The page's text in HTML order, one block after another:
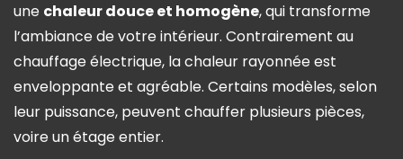
une chaleur douce et homogène, qui transforme
l’ambiance de votre intérieur. Contrairement au
chauffage électrique, la chaleur rayonnée est
enveloppante et agréable. Certains modèles, selon
leur puissance, peuvent chauffer plusieurs pièces,
voire un étage entier.